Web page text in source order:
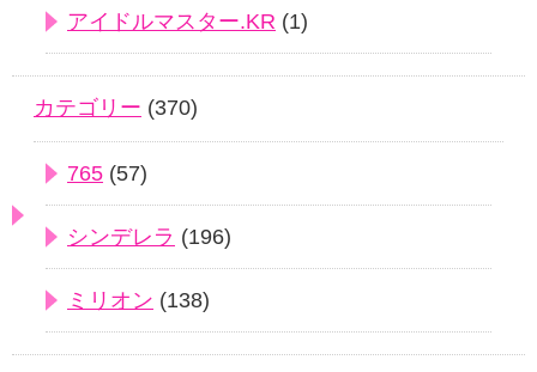
アイドルマスター.KR (1)
カテゴリー (370)
765 (57)
シンデレラ (196)
ミリオン (138)